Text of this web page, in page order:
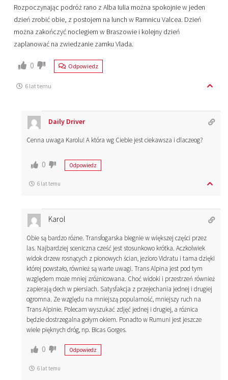
Rozpoczynając podróż rano z Alba Iulia można spokojnie w jeden
dzień zrobić obie, z postojem na lunch w Ramnicu Valcea. Dzień
można zakończyć noclegiem w Braszowie i kolejny dzień
zaplanować na zwiedzanie zamku Vlada.
0 Odpowiedz
6 lat temu
Daily Driver
Cenna uwaga Karolu! A która wg Ciebie jest ciekawsza i dlaczeog?
0 Odpowiedz
6 lat temu
Karol
Obie są bardzo różne. Transfogarska biegnie w większej części przez
las. Najbardziej sceniczna cześć jest stosunkowo krótka. Aczkolwiek
widok drzew rosnących z pionowych ścian, jezioro Vidratu i tama dzięki
której powstało, również są warte uwagi. Trans Alpina jest pod tym
względem może mniej zróżnicowana. Choć widoki i przestrzeń również
zapierają dech w piersiach. Satysfakcja z przejechania jednej i drugiej
ogromna. Ze względu na mniejszą popularność, mniejszy ruch na
Trans Alpinie. Polecam wyszukać zdjęć jednej i drugiej, a różnica
będzie dostrzegalna gołym okiem. Ponadto w Rumuni jest jeszcze
wiele pięknych dróg, np. Bicas Gorges.
0 Odpowiedz
6 lat temu